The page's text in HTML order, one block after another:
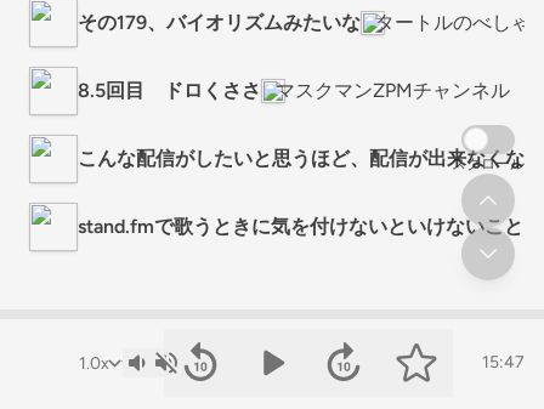
15:47
その179、バイオリズムみたいな タートルのべしゃ
8.5回目 ドロくささ マスクマンZPMチャンネル
こんな配信がしたいと思うほど、配信が出来なくな
stand.fmで歌うときに気を付けないといけないこと‼️
スクロール